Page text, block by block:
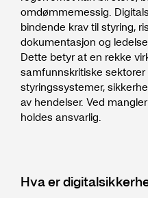
omdømmemessig.
bindende krav til styring,
dokumentasjon og
Dette betyr at en rekke
samfunnskritiske
styringssystemer,
av hendelser. Ved
holdes ansvarlig.
Hva er